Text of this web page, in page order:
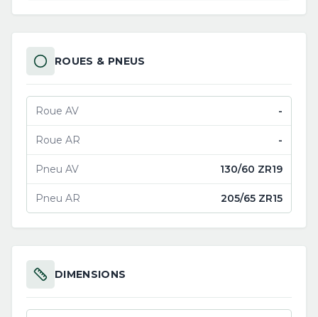
ROUES & PNEUS
Roue AV -
Roue AR -
Pneu AV 130/60 ZR19
Pneu AR 205/65 ZR15
DIMENSIONS